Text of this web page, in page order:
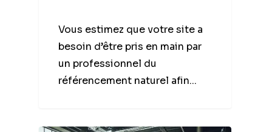
Vous estimez que votre site a
besoin d’être pris en main par
un professionnel du
référencement naturel afin...